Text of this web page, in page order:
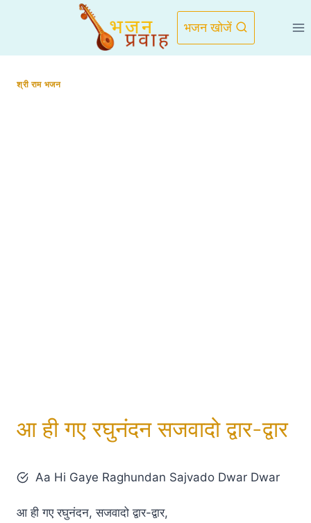
भजन खोजें
श्री राम भजन
आ ही गए रघुनंदन सजवादो द्वार-द्वार
Aa Hi Gaye Raghundan Sajvado Dwar Dwar
आ ही गए रघुनंदन, सजवादो द्वार-द्वार,